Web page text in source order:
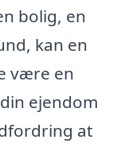
bolig, en
kan en
være en
ejendom
at